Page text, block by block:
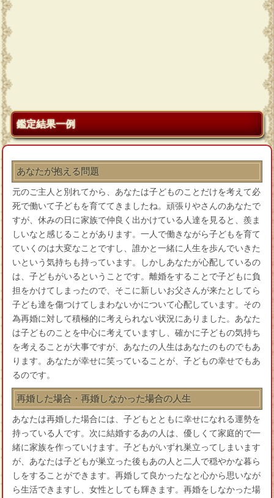
鑑定結果一例
あなたが抱える問題
元のご主人と別れてから、あなたは子どものことだけを考えて必
死で働いて子どもを育ててきましたね。頑張りやさんのあなたで
すが、休みの日に家族で仲良く出かけている人達を見ると、羨ま
しいなと感じることがあります。一人で働きながら子どもを育て
ていくのは大変なことですし、誰かと一緒に人生を歩んでいきた
いという気持ちも持っています。しかしあなたが心配しているの
は、子どもがいるということです。離婚をすることで子どもに負
担をかけてしまったので、そこに新しいお父さんが来たとしてら
子ども達を傷つけてしまわないかについて心配しています。その
為再婚に対して積極的に考えられない状況にありました。あなた
は子どものことを中心に考えていますし、確かに子どもの気持ち
を考えることが大事ですが、あなたの人生はあなたのものでもあ
ります。あなたが幸せに笑っていることが、子どもの幸せでもあ
るのです。
再婚した場合・再婚しなかった場合の人生
あなたは再婚した場合には、子どもとともに幸せになれる運勢を
持っている人です。次に結婚するあの人は、優しくて家庭的で一
緒に家族を作っていけます。子どもがいずれ巣立ってしまいます
が、あなたは子どもが巣立った後もあの人と二人で穏やかな暮ら
しをすることができます。再婚して良かったなと心から思いなが
ら生活できますし、女性としても輝きます。再婚をしなかった場